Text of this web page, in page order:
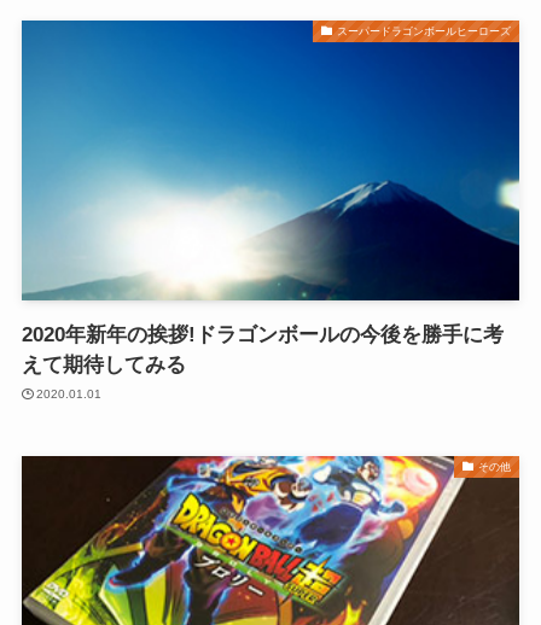
スーパードラゴンボールヒーローズ
2020年新年の挨拶!ドラゴンボールの今後を勝手に考
えて期待してみる
2020.01.01
その他